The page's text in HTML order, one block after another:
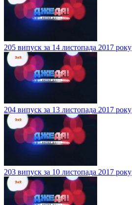
205 випуск за 14 листопада 2017 року
204 випуск за 13 листопада 2017 року
203 випуск за 10 листопада 2017 року